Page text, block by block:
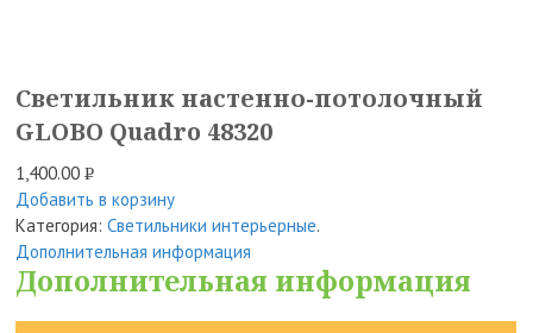
Светильник настенно-потолочный
GLOBO Quadro 48320
1,400.00Р
УБ.
Добавить в корзину
Категория:Светильники интерьерные.
Дополнительная информация
Дополнительная информация